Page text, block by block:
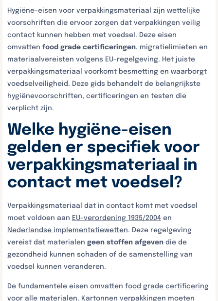
Hygiëne-eisen voor verpakkingsmateriaal zijn wettelijke
voorschriften die ervoor zorgen dat verpakkingen veilig
contact kunnen hebben met voedsel. Deze eisen
omvatten food grade certificeringen, migratielimieten en
materiaalvereisten volgens EU-regelgeving. Het juiste
verpakkingsmateriaal voorkomt besmetting en waarborgt
voedselveiligheid. Deze gids behandelt de belangrijkste
hygiënevoorschriften, certificeringen en testen die
verplicht zijn.
Welke hygiëne-eisen
gelden er specifiek voor
verpakkingsmateriaal in
contact met voedsel?
Verpakkingsmateriaal dat in contact komt met voedsel
moet voldoen aan EU-verordening 1935/2004 en
Nederlandse implementatiewetten. Deze regelgeving
vereist dat materialen geen stoffen afgeven die de
gezondheid kunnen schaden of de samenstelling van
voedsel kunnen veranderen.
De fundamentele eisen omvatten food grade certificering
voor alle materialen. Kartonnen verpakkingen moeten